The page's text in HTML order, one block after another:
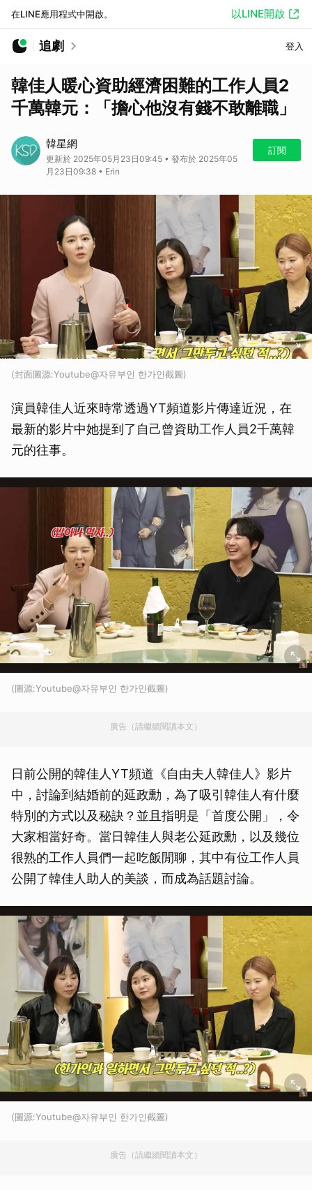
在LINE應用程式中開啟。 以LINE開啟
追劇 登入
韓佳人暖心資助經濟困難的工作人員2
千萬韓元：「擔心他沒有錢不敢離職」
韓星網
更新於 2025年05月23日09:45 • 發布於 2025年05
月23日09:38 • Erin
訂閱
(封面圖源:Youtube@자유부인 한가인截圖)
演員韓佳人近來時常透過YT頻道影片傳達近況，在
最新的影片中她提到了自己曾資助工作人員2千萬韓
元的往事。
(圖源:Youtube@자유부인 한가인截圖)
廣告（請繼續閱讀本文）
日前公開的韓佳人YT頻道《自由夫人韓佳人》影片
中，討論到結婚前的延政勳，為了吸引韓佳人有什麼
特別的方式以及秘訣？並且指明是「首度公開」，令
大家相當好奇。當日韓佳人與老公延政勳，以及幾位
很熟的工作人員們一起吃飯閒聊，其中有位工作人員
公開了韓佳人助人的美談，而成為話題討論。
(圖源:Youtube@자유부인 한가인截圖)
廣告（請繼續閱讀本文）